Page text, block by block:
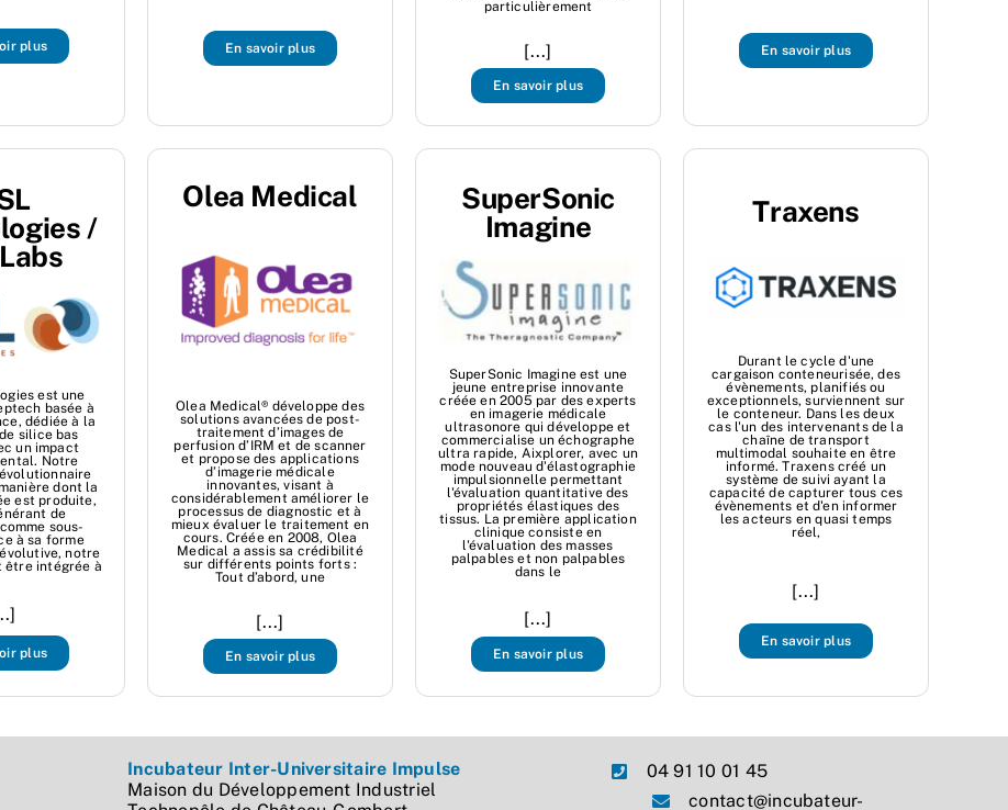
plus En savoir plus
particulièrement
[...]
En savoir plus
En savoir plus
/
est une
basée à
dédiée à la
silice bas
un impact
Notre
dont la
est produite,
de
sous-
à sa forme
notre
être intégrée à
plus
Olea Medical
Olea Medical® développe des
solutions avancées de post-
traitement d’images de
perfusion d’IRM et de scanner
et propose des applications
d’imagerie médicale
innovantes, visant à
considérablement améliorer le
processus de diagnostic et à
mieux évaluer le traitement en
cours. Créée en 2008, Olea
Medical a assis sa crédibilité
sur différents points forts :
Tout d’abord, une
[...]
En savoir plus
SuperSonic
Imagine
SuperSonic Imagine est une
jeune entreprise innovante
créée en 2005 par des experts
en imagerie médicale
ultrasonore qui développe et
commercialise un échographe
ultra rapide, Aixplorer, avec un
mode nouveau d'élastographie
impulsionnelle permettant
l'évaluation quantitative des
propriétés élastiques des
tissus. La première application
clinique consiste en
l'évaluation des masses
palpables et non palpables
dans le
[...]
En savoir plus
Traxens
Durant le cycle d'une
cargaison conteneurisée, des
évènements, planifiés ou
exceptionnels, surviennent sur
le conteneur. Dans les deux
cas l'un des intervenants de la
chaîne de transport
multimodal souhaite en être
informé. Traxens créé un
système de suivi ayant la
capacité de capturer tous ces
évènements et d'en informer
les acteurs en quasi temps
réel,
[...]
En savoir plus
Incubateur Inter-Universitaire Impulse
Maison du Développement Industriel
04 91 10 01 45
contact@incubateur-